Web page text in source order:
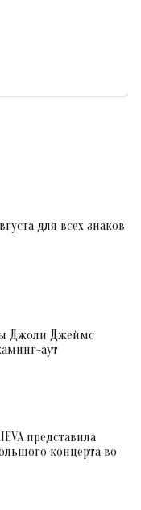
для всех знаков
Джоли Джеймс
аут
представила
концерта во